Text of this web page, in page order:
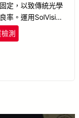
定，以致傳統光學
率。運用SolVision
註，完成訓練的AI
位置，大幅降低晶
測